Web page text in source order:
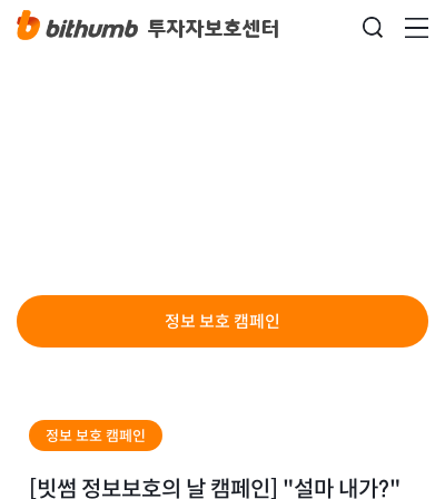
정보 보호 캠페인
정보 보호 캠페인
[빗썸 정보보호의 날 캠페인] "설마 내가?"